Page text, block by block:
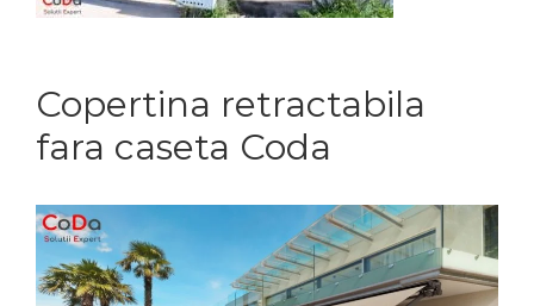
Copertina retractabila
fara caseta Coda